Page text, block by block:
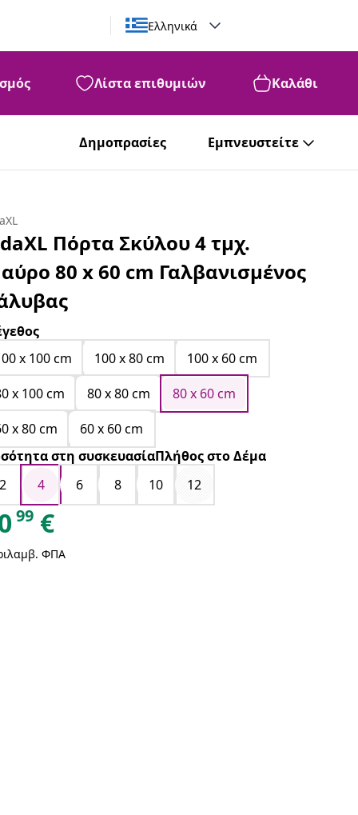
Ελληνικά
Λίστα επιθυμιών Καλάθι
Δημοπρασίες Εμπνευστείτε
Πόρτα Σκύλου 4 τμχ.
80 x 60 cm Γαλβανισμένος
x 100 cm
100 x 80 cm
100 x 60 cm
x 100 cm
80 x 80 cm
80 x 60 cm
x 80 cm
60 x 60 cm
στη συσκευασίαΠλήθος στο Δέμα
2
4 6 8 10 12
99 €
ΦΠΑ